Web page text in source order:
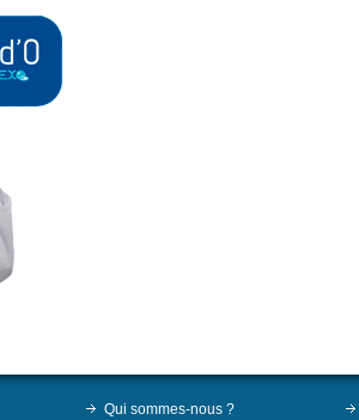
Qui sommes-nous ?